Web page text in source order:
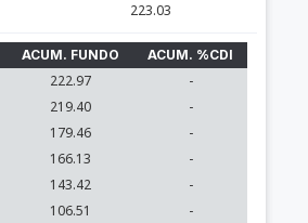
223.03
ACUM. FUNDO
ACUM. %CDI
222.97 -
219.40 -
179.46 -
166.13 -
143.42 -
106.51 -